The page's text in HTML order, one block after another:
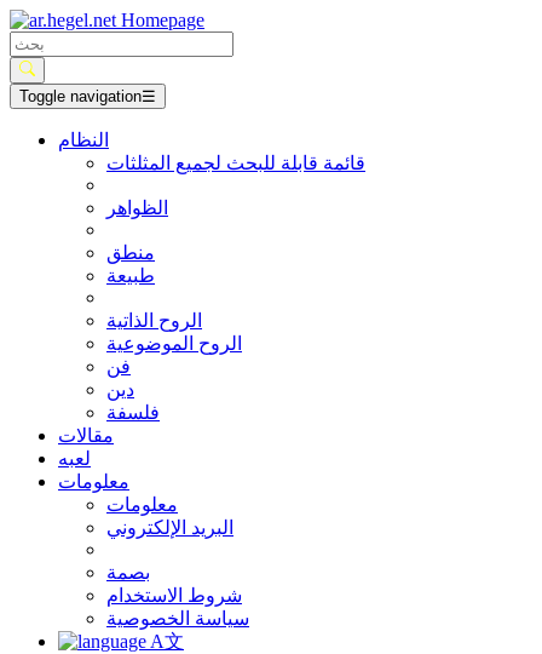
Toggle navigation☰
النظام
قائمة قابلة للبحث لجميع المثلثات
الظواهر
منطق
طبيعة
الروح الذاتية
الروح الموضوعية
فن
دين
فلسفة
مقالات
لعبه
معلومات
معلومات
البريد الإلكتروني
بصمة
شروط الاستخدام
سياسة الخصوصية
A文